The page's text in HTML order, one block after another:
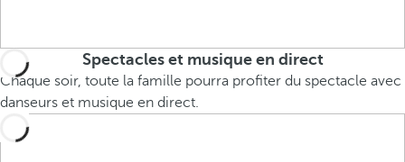
Spectacles et musique en direct
Chaque soir, toute la famille pourra profiter du spectacle avec
danseurs et musique en direct.